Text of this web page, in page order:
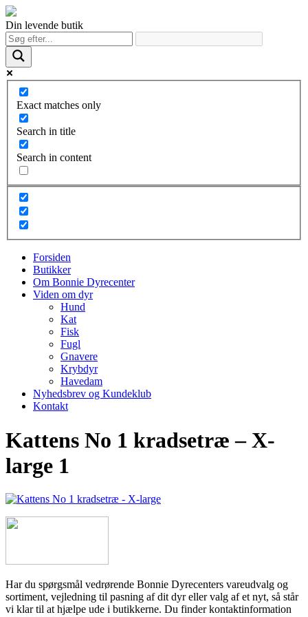
Din levende butik
Exact matches only
Search in title
Search in content
Forsiden
Butikker
Om Bonnie Dyrecenter
Viden om dyr
Hund
Kat
Fisk
Fugl
Gnavere
Krybdyr
Havedam
Nyhedsbrev og Kundeklub
Kontakt
Kattens No 1 kradsetræ – X-
large 1
Har du spørgsmål vedrørende Bonnie Dyrecenters vareudvalg og
sortiment, vejledning til pasning af dit dyr eller valg af et nyt, så står
vi klar til at hjælpe ude i butikkerne. Du finder kontaktinformation